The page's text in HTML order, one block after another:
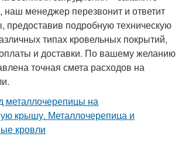
наш менеджер перезвонит и ответит
предоставив подробную техническую
типах кровельных покрытий,
и доставки. По вашему желанию
точная смета расходов на